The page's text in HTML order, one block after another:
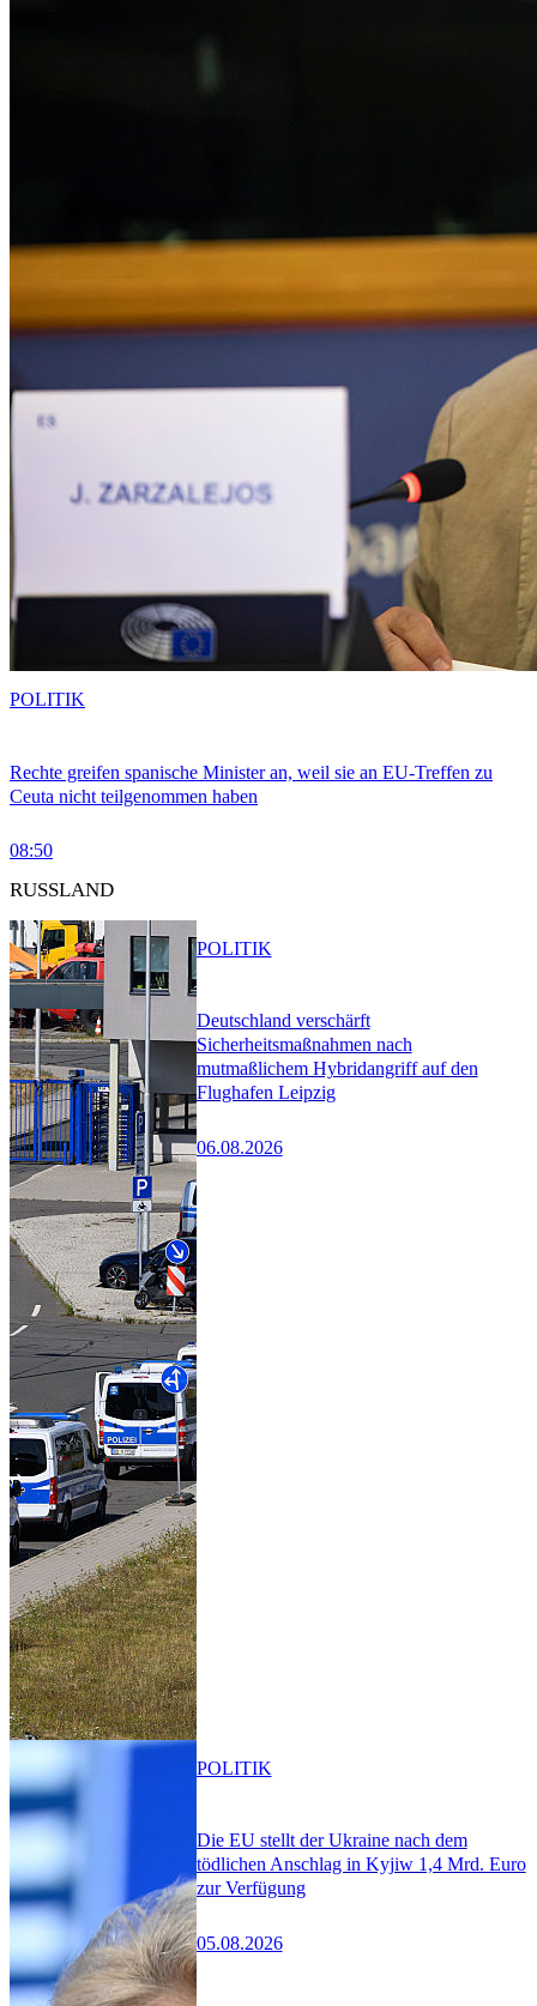
Rechte greifen spanische Minister an, weil sie an EU-Treffen zu
Ceuta nicht teilgenommen haben
08:50
POLITIK
RUSSLAND
Deutschland verschärft
Sicherheitsmaßnahmen nach
mutmaßlichem Hybridangriff auf den
Flughafen Leipzig
06.08.2026
POLITIK
Die EU stellt der Ukraine nach dem
tödlichen Anschlag in Kyjiw 1,4 Mrd. Euro
zur Verfügung
05.08.2026
POLITIK